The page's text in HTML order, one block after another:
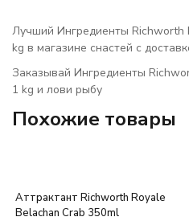
Лучший Ингредиенты Richworth
kg в магазине снастей с
Заказывай Ингредиенты
1 kg и лови рыбу
Похожие товары
Аттрактант Richworth Royale
Belachan Crab 350ml